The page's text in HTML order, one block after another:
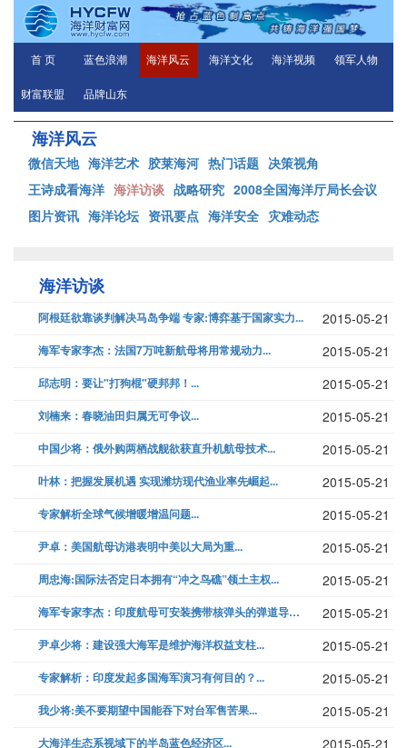
首 页 蓝色浪潮 海洋风云 海洋文化 海洋视频 领军人物
财富联盟 品牌山东
海洋风云
微信天地 海洋艺术 胶莱海河 热门话题 决策视角
王诗成看海洋 海洋访谈 战略研究 2008全国海洋厅局长会议
图片资讯 海洋论坛 资讯要点 海洋安全 灾难动态
海洋访谈
阿根廷欲靠谈判解决马岛争端 专家:博弈基于国家实力... 2015-05-21
海军专家李杰：法国7万吨新航母将用常规动力... 2015-05-21
邱志明：要让"打狗棍"硬邦邦！... 2015-05-21
刘楠来：春晓油田归属无可争议... 2015-05-21
中国少将：俄外购两栖战舰欲获直升机航母技术... 2015-05-21
叶林：把握发展机遇 实现潍坊现代渔业率先崛起... 2015-05-21
专家解析全球气候增暖增温问题... 2015-05-21
尹卓：美国航母访港表明中美以大局为重... 2015-05-21
周忠海:国际法否定日本拥有“冲之鸟礁”领土主权... 2015-05-21
海军专家李杰：印度航母可安装携带核弹头的弹道导弹... 2015-05-21
尹卓少将：建设强大海军是维护海洋权益支柱... 2015-05-21
专家解析：印度发起多国海军演习有何目的？... 2015-05-21
我少将:美不要期望中国能吞下对台军售苦果... 2015-05-21
大海洋生态系视域下的半岛蓝色经济区... 2015-05-21